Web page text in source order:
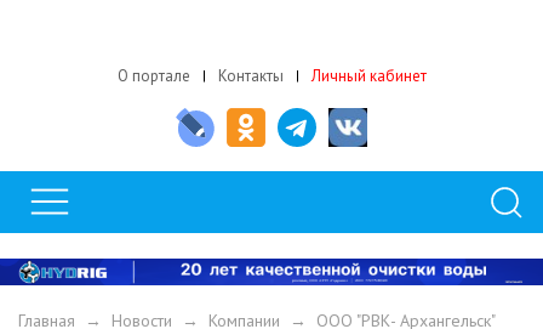
О портале Контакты Личный кабинет
Главная → Новости → Компании → ООО "РВК- Архангельск"